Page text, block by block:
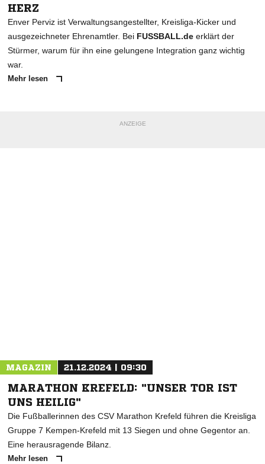
HERZ
Enver Perviz ist Verwaltungsangestellter, Kreisliga-Kicker und
ausgezeichneter Ehrenamtler. Bei FUSSBALL.de erklärt der
Stürmer, warum für ihn eine gelungene Integration ganz wichtig
war.
Mehr lesen
ANZEIGE
MAGAZIN 21.12.2024 | 09:30
MARATHON KREFELD: "UNSER TOR IST
UNS HEILIG"
Die Fußballerinnen des CSV Marathon Krefeld führen die Kreisliga
Gruppe 7 Kempen-Krefeld mit 13 Siegen und ohne Gegentor an.
Eine herausragende Bilanz.
Mehr lesen